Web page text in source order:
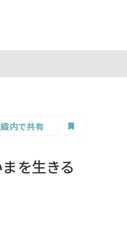
内で共有
を生きる